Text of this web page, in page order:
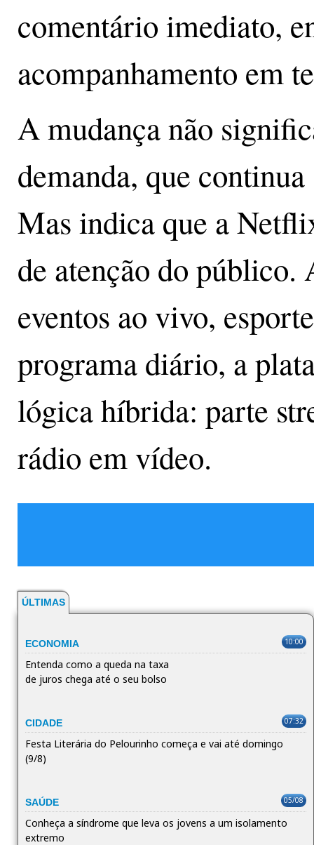
comentário imediato,
acompanhamento em
A mudança não
demanda, que
Mas indica que a
de atenção do
eventos ao vivo,
programa diário, a
lógica híbrida: parte
rádio em vídeo.
ÚLTIMAS
ECONOMIA 10:00
Entenda como a queda na taxa
de juros chega até o seu bolso
CIDADE 07:32
Festa Literária do Pelourinho começa e vai até domingo
(9/8)
SAÚDE 05/08
Conheça a síndrome que leva os jovens a um isolamento
extremo